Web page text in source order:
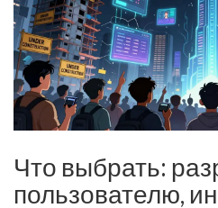
Что выбрать:
пользователю,